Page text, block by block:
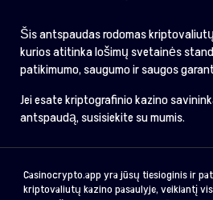
Šis antspaudas rodomas
kurios atitinka lošimų svetainės
patikimumo, saugumo ir saugos
Jei esate kriptografinio kazino
antspaudą, susisiekite su mumis.
Casinocrypto.app yra jūsų tiesioginis ir
kriptovaliutų kazino pasaulyje, veikiantį